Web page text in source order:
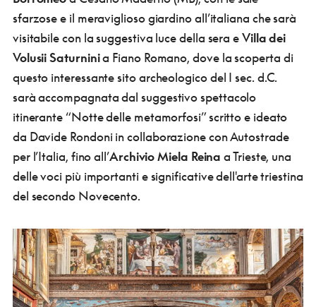
sfarzose e il meraviglioso giardino all’italiana che sarà
visitabile con la suggestiva luce della sera eVilla dei
Volusii Saturninia Fiano Romano, dove la scoperta di
questo interessante sito archeologico del I sec. d.C.
sarà accompagnata dal suggestivo spettacolo
itinerante “Notte delle metamorfosi” scritto e ideato
da Davide Rondoni in collaborazione con Autostrade
per l’Italia, fino all’Archivio Miela Reina a Trieste, una
delle voci più importanti e significative dell'arte triestina
del secondo Novecento.